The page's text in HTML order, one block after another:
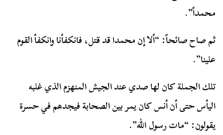
محمداً”.
ثم صاح صائحاً: “ألا إن محمدا قد قتل، فانكفأنا وانكفأ القوم
علينا”.
تلك الجملة كان لها صدي عند الجيش المنهزم الذي غلبه
اليأس حتى أن أنس كان يمر بين الصحابة فيجدهم في حسرة
يقولون: “مات رسول الله”.